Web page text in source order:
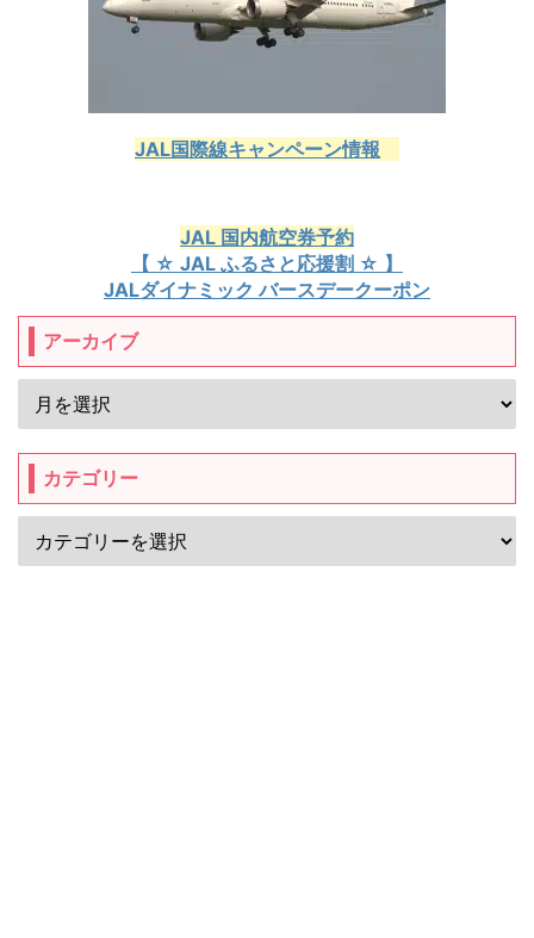
JAL国際線キャンペーン情報
JAL 国内航空券予約
【 ☆ JAL ふるさと応援割 ☆ 】
JALダイナミック バースデークーポン
アーカイブ
カテゴリー